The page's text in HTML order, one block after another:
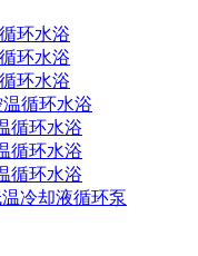
环水浴
环水浴
环水浴
温循环水浴
循环水浴
循环水浴
循环水浴
温冷却液循环泵